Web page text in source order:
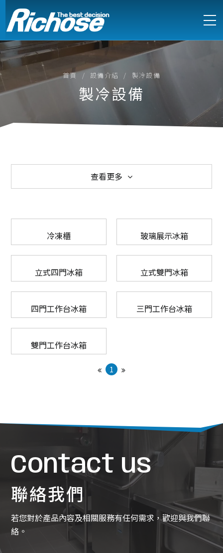
首頁 設備介紹 製冷設備
製冷設備
查看更多
RATIONAL
LAINOX
發酵箱
電熱熱風爐
果汁機/食物調理機
汽泡水機
低溫烹調機
全自動咖啡機
半自動咖啡機
磨豆機
冷凍櫃 玻璃展示冰箱
立式四門冰箱 立式雙門冰箱
四門工作台冰箱 三門工作台冰箱
雙門工作台冰箱
1
Contact us
聯絡我們
若您對於產品內容及相關服務有任何需求，歡迎與我們聯
絡。